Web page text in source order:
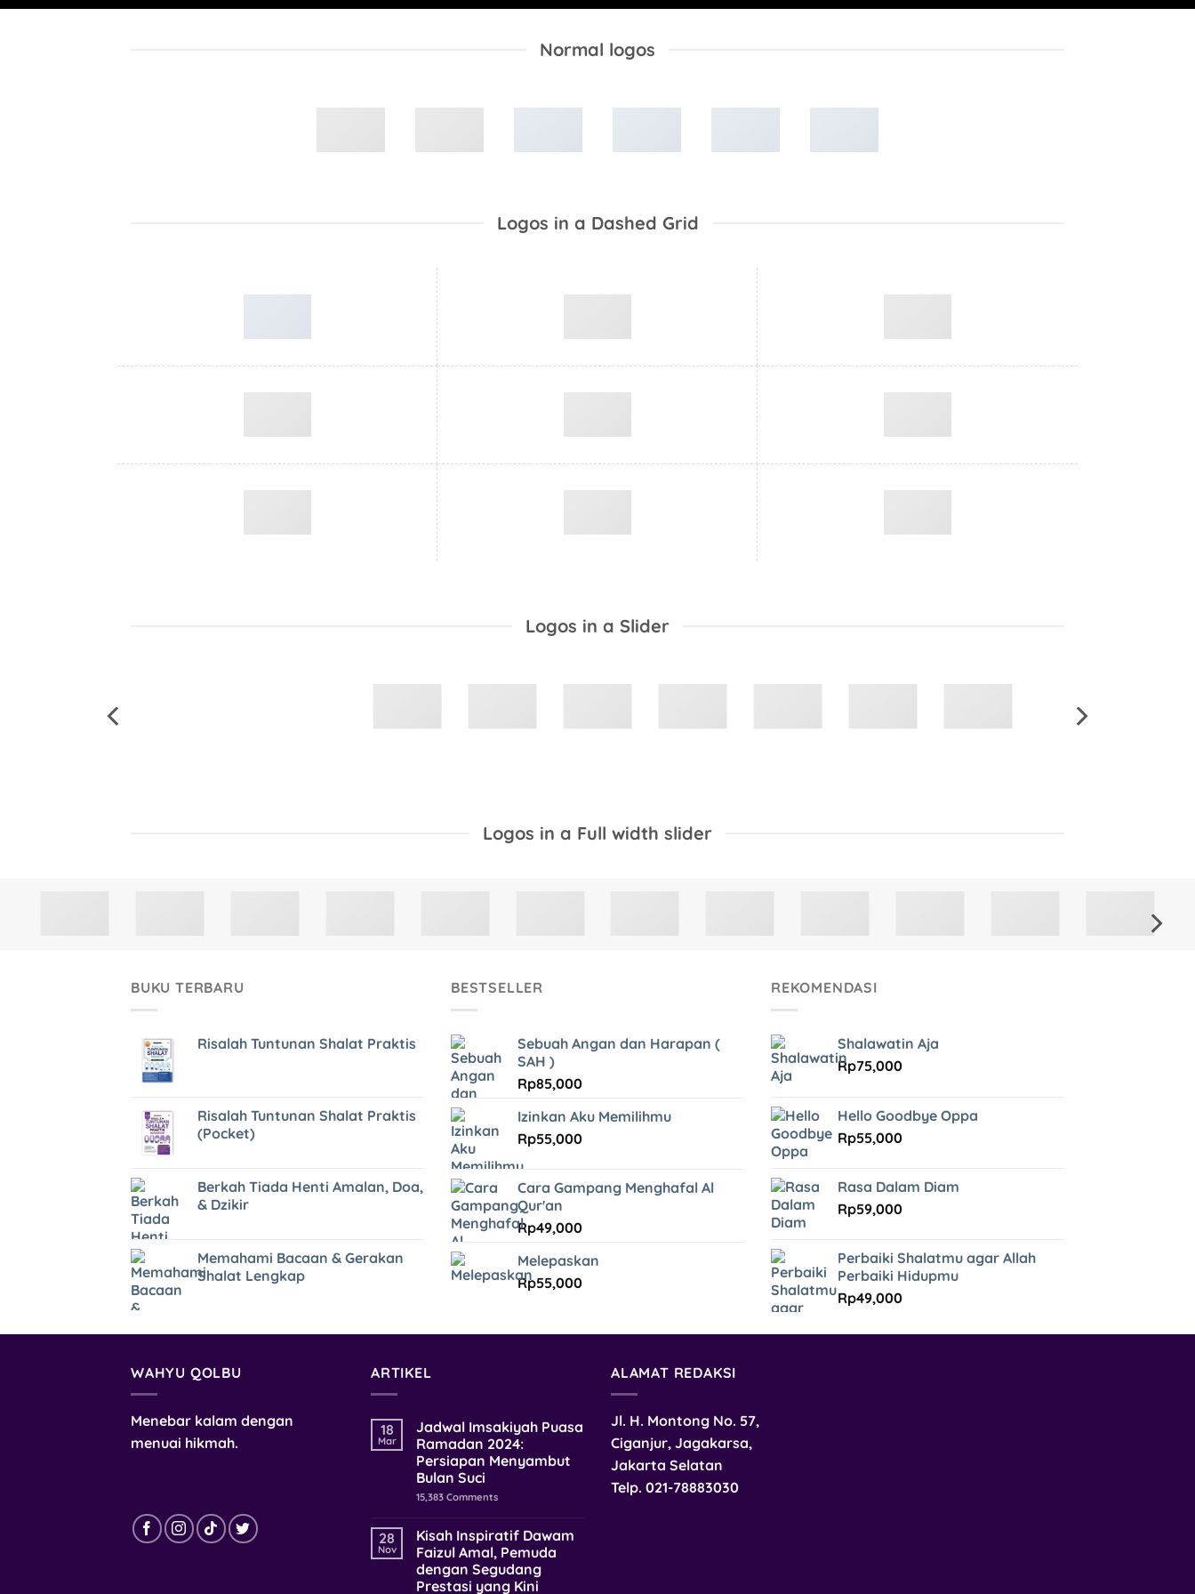
Normal logos
Logos in a Dashed Grid
Logos in a Slider
Logos in a Full width slider
BUKU TERBARU
Risalah Tuntunan Shalat Praktis
Risalah Tuntunan Shalat Praktis
(Pocket)
Berkah Tiada Henti Amalan, Doa,
& Dzikir
Memahami Bacaan & Gerakan
Shalat Lengkap
BESTSELLER
Sebuah Angan dan Harapan (
SAH )
Rp85,000
Izinkan Aku Memilihmu
Rp55,000
Cara Gampang Menghafal Al
Qur'an
Rp49,000
Melepaskan
Rp55,000
REKOMENDASI
Shalawatin Aja
Rp75,000
Hello Goodbye Oppa
Rp55,000
Rasa Dalam Diam
Rp59,000
Perbaiki Shalatmu agar Allah
Perbaiki Hidupmu
Rp49,000
WAHYU QOLBU
Menebar kalam dengan
menuai hikmah.
ARTIKEL
18
Mar
Jadwal Imsakiyah Puasa
Ramadan 2024:
Persiapan Menyambut
Bulan Suci
15,383 Comments
28
Nov
Kisah Inspiratif Dawam
Faizul Amal, Pemuda
dengan Segudang
Prestasi yang Kini
ALAMAT REDAKSI
Jl. H. Montong No. 57,
Ciganjur, Jagakarsa,
Jakarta Selatan
Telp. 021-78883030